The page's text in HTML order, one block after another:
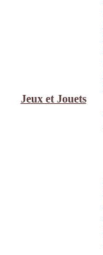
Jeux et Jouets